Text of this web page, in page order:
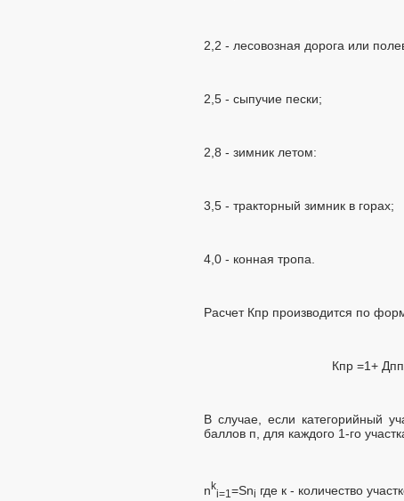
2,2 - лесовозная дорога или
2,5 - сыпучие пески;
2,8 - зимник летом:
3,5 - тракторный зимник в горах;
4,0 - конная тропа.
Расчет Кпр производится по
Кпр =1+
В случае, если категорийный
баллов п, для каждого 1-го
nk
i=1 =Sni где к - количество